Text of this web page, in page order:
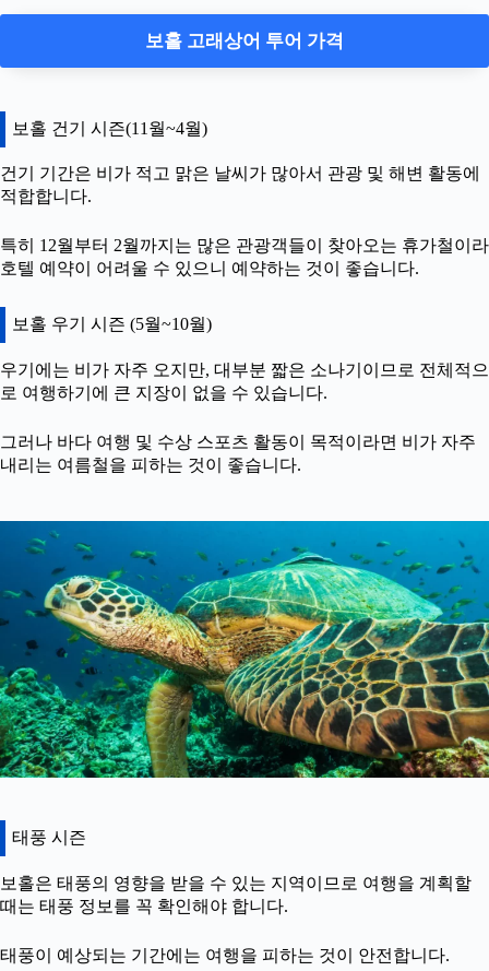
보홀 고래상어 투어 가격
보홀 건기 시즌(11월~4월)
건기 기간은 비가 적고 맑은 날씨가 많아서 관광 및 해변 활동에
적합합니다.
특히 12월부터 2월까지는 많은 관광객들이 찾아오는 휴가철이라
호텔 예약이 어려울 수 있으니 예약하는 것이 좋습니다.
보홀 우기 시즌 (5월~10월)
우기에는 비가 자주 오지만, 대부분 짧은 소나기이므로 전체적으
로 여행하기에 큰 지장이 없을 수 있습니다.
그러나 바다 여행 및 수상 스포츠 활동이 목적이라면 비가 자주
내리는 여름철을 피하는 것이 좋습니다.
태풍 시즌
보홀은 태풍의 영향을 받을 수 있는 지역이므로 여행을 계획할
때는 태풍 정보를 꼭 확인해야 합니다.
태풍이 예상되는 기간에는 여행을 피하는 것이 안전합니다.